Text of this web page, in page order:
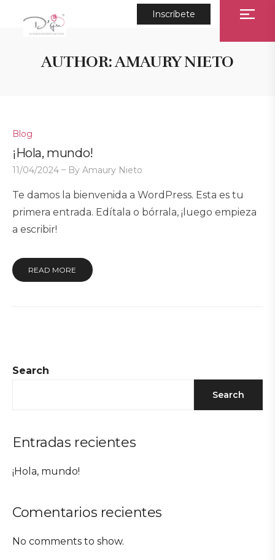
Inscríbete
AUTHOR:AMAURY NIETO
Search
Search
Entradas recientes
¡Hola, mundo!
Comentarios recientes
No comments to show.
Posted
in
Blog
¡Hola, mundo!
11/04/2024 ByAmaury Nieto
Te damos la bienvenida a WordPress. Esta es tu
primera entrada. Edítala o bórrala, ¡luego empieza
a escribir!
READ MORE